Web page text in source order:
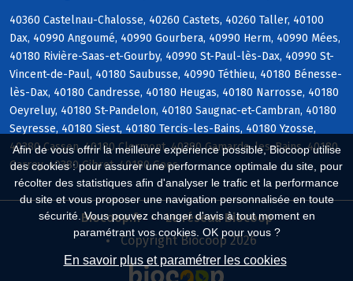
Afin de vous offrir la meilleure expérience possible, Biocoop utilise
des cookies : pour assurer une performance optimale du site, pour
récolter des statistiques afin d'analyser le trafic et la performance
du site et vous proposer une navigation personnalisée en toute
sécurité. Vous pouvez changer d'avis à tout moment en
paramétrant vos cookies. OK pour vous ?
En savoir plus et paramétrer les cookies
40360 Castelnau-Chalosse, 40260 Castets, 40260 Taller, 40100
Dax, 40990 Angoumé, 40990 Gourbera, 40990 Herm, 40990 Mées,
40180 Rivière-Saas-et-Gourby, 40990 St-Paul-lès-Dax, 40990 St-
Vincent-de-Paul, 40180 Saubusse, 40990 Téthieu, 40180 Bénesse-
lès-Dax, 40180 Candresse, 40180 Heugas, 40180 Narrosse, 40180
Oeyreluy, 40180 St-Pandelon, 40180 Saugnac-et-Cambran, 40180
Seyresse, 40180 Siest, 40180 Tercis-les-Bains, 40180 Yzosse,
40380 Cassen, 40180 Clermont, 40380 Gamarde-les-Bains, 40180
Garrey, 40380 Gibret, 40180 Goos
Biocoop.fr
Le réseau Biocoop
Copyright Biocoop 2026